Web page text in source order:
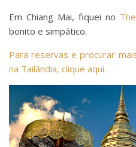
Em Chiang Mai, fiquei no
bonito e simpático.
Para reservas e procurar
na Tailândia, clique aqui.